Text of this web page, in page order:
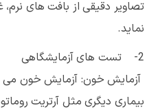
تصاویر دقیقی از بافت های
نماید.
2- تست های آزمایشگاهی
آزمایش خون: آزمایش خون می
بیماری دیگری مثل آرتریت